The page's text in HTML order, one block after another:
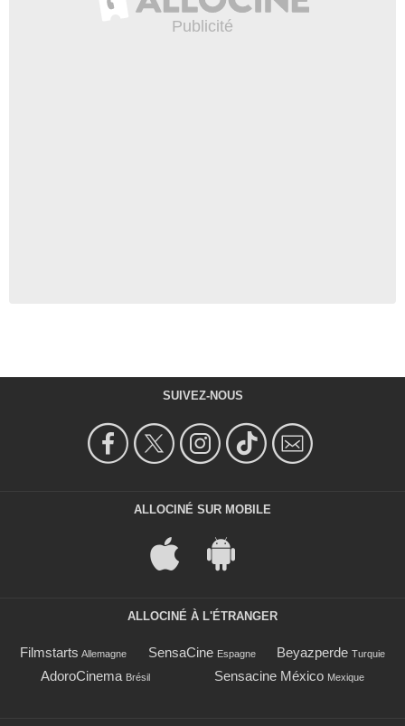
SUIVEZ-NOUS
ALLOCINÉ SUR MOBILE
ALLOCINÉ À L'ÉTRANGER
Filmstarts Allemagne SensaCine Espagne Beyazperde Turquie
AdoroCinema Brésil Sensacine México Mexique